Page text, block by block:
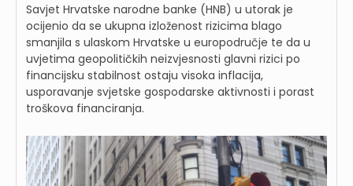
Savjet Hrvatske narodne banke (HNB) u utorak je
ocijenio da se ukupna izloženost rizicima blago
smanjila s ulaskom Hrvatske u europodručje te da u
uvjetima geopolitičkih neizvjesnosti glavni rizici po
financijsku stabilnost ostaju visoka inflacija,
usporavanje svjetske gospodarske aktivnosti i porast
troškova financiranja.